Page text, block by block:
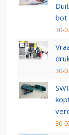
bot
30-
30-
30-